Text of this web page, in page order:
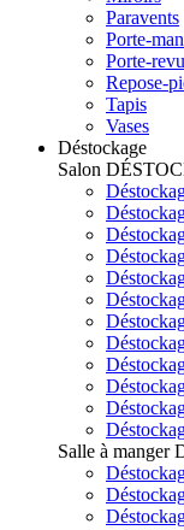
Paravents
Porte-
Porte-
Repose-
Tapis
Vases
Déstockage
Salon
Salle à manger